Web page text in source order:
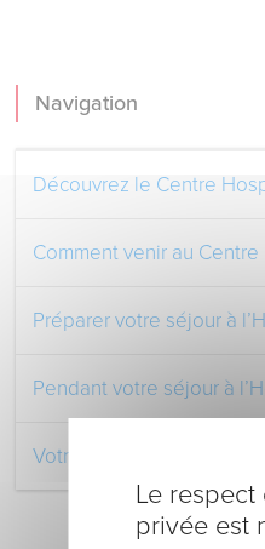
Navigation
Découvrez le Centre
Comment venir au
Préparer votre séjour à
Pendant votre séjour à
Votre retour au domicile
Le
privée est